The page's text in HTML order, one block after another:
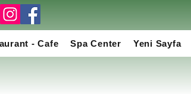
- Cafe Spa Center Yeni Sayfa